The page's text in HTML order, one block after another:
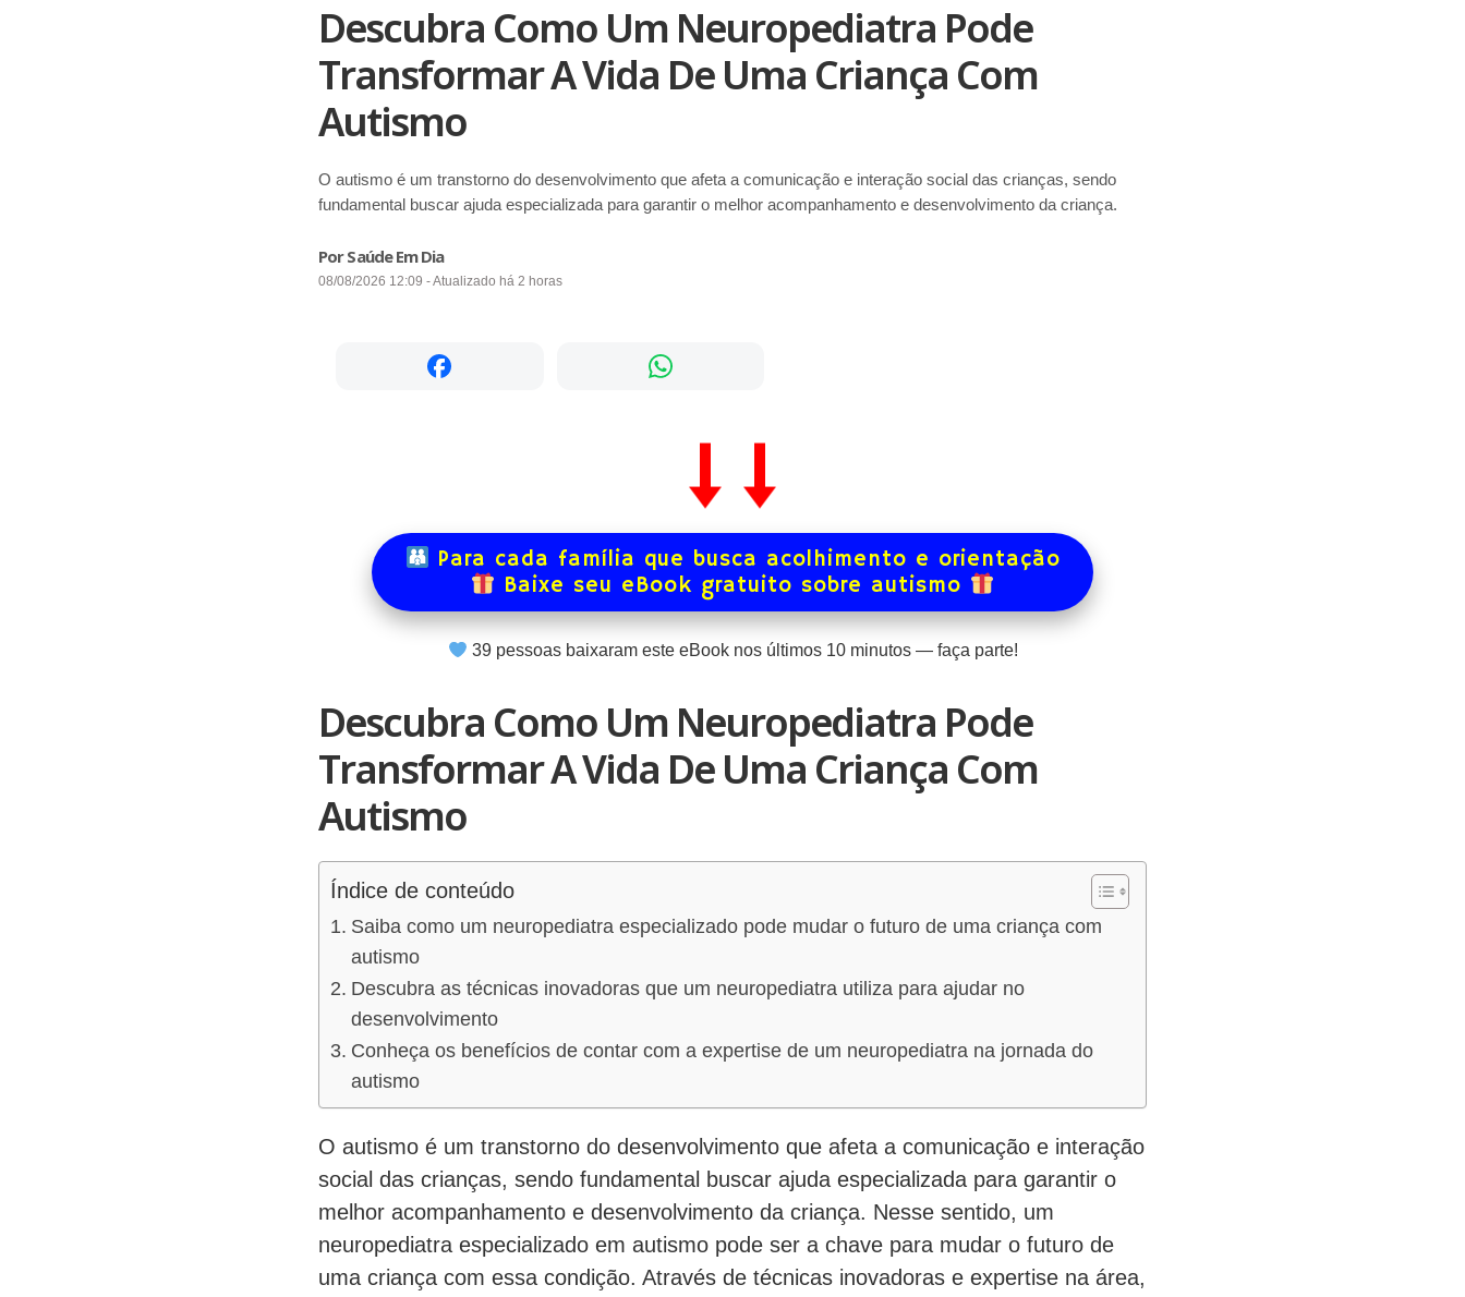
Descubra Como Um Neuropediatra Pode
Transformar A Vida De Uma Criança Com
Autismo
O autismo é um transtorno do desenvolvimento que afeta a comunicação e interação social das crianças, sendo
fundamental buscar ajuda especializada para garantir o melhor acompanhamento e desenvolvimento da criança.
Por Saúde Em Dia
08/08/2026 12:09 - Atualizado há 2 horas
Para cada família que busca acolhimento e orientação
Baixe seu eBook gratuito sobre autismo
39pessoas baixaram este eBook nos últimos 10minutos — faça parte!
Descubra Como Um Neuropediatra Pode
Transformar A Vida De Uma Criança Com
Autismo
Índice de conteúdo
Saiba como um neuropediatra especializado pode mudar o futuro de uma criança com
autismo
Descubra as técnicas inovadoras que um neuropediatra utiliza para ajudar no
desenvolvimento
Conheça os benefícios de contar com a expertise de um neuropediatra na jornada do
autismo
O autismo é um transtorno do desenvolvimento que afeta a comunicação e interação
social das crianças, sendo fundamental buscar ajuda especializada para garantir o
melhor acompanhamento e desenvolvimento da criança. Nesse sentido, um
neuropediatra especializado em autismo pode ser a chave para mudar o futuro de
uma criança com essa condição. Através de técnicas inovadoras e expertise na área,